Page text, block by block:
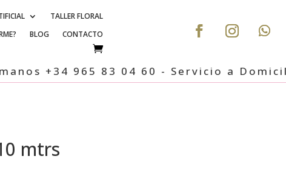
TALLER FLORAL
BLOG CONTACTO
+34 965 83 04 60 - Servicio a Domicilio,
mtrs